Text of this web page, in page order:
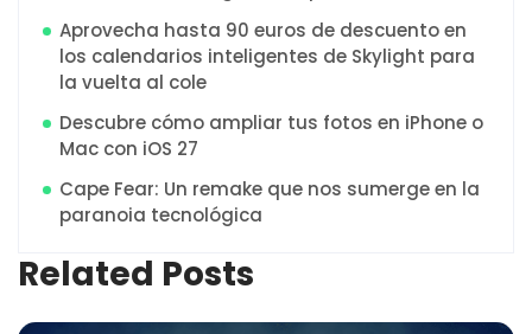
Aprovecha hasta 90 euros de descuento en
los calendarios inteligentes de Skylight para
la vuelta al cole
Descubre cómo ampliar tus fotos en iPhone o
Mac con iOS 27
Cape Fear: Un remake que nos sumerge en la
paranoia tecnológica
Related Posts